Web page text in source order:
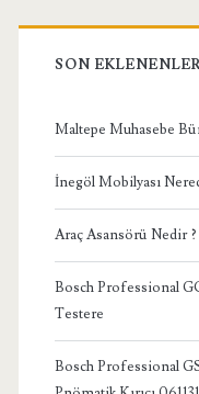
SON
Maltepe Muhasebe
İnegöl Mobilyası
Araç Asansörü Nedir ?
Bosch Professional
Testere
Bosch Professional